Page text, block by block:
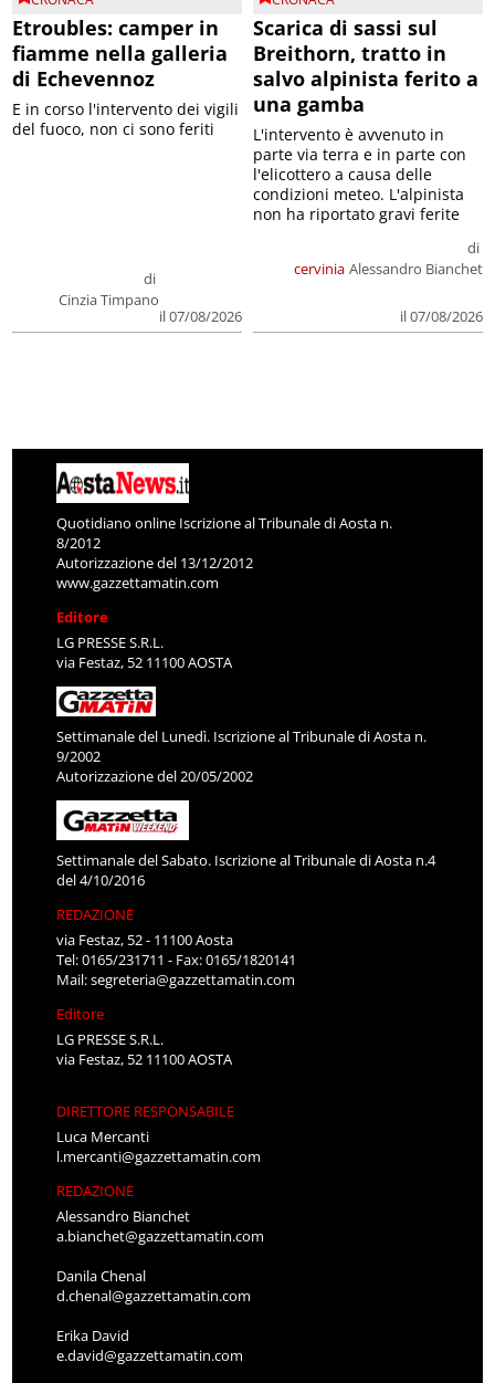
Etroubles: camper in
fiamme nella galleria
di Echevennoz
di
Cinzia Timpano
il 07/08/2026
E in corso l'intervento dei vigili
del fuoco, non ci sono feriti
Scarica di sassi sul
Breithorn, tratto in
salvo alpinista ferito a
una gamba
cervinia
di
Alessandro Bianchet
il 07/08/2026
L'intervento è avvenuto in
parte via terra e in parte con
l'elicottero a causa delle
condizioni meteo. L'alpinista
non ha riportato gravi ferite
Quotidiano online Iscrizione al Tribunale di Aosta n.
8/2012
Autorizzazione del 13/12/2012
www.gazzettamatin.com
Editore
LG PRESSE S.R.L.
via Festaz, 52 11100 AOSTA
Settimanale del Lunedì. Iscrizione al Tribunale di Aosta n.
9/2002
Autorizzazione del 20/05/2002
Settimanale del Sabato. Iscrizione al Tribunale di Aosta n.4
del 4/10/2016
REDAZIONE
via Festaz, 52 - 11100 Aosta
Tel: 0165/231711 - Fax: 0165/1820141
Mail:segreteria@gazzettamatin.com
Editore
LG PRESSE S.R.L.
via Festaz, 52 11100 AOSTA
DIRETTORE RESPONSABILE
Luca Mercanti
l.mercanti@gazzettamatin.com
REDAZIONE
Alessandro Bianchet
a.bianchet@gazzettamatin.com
Danila Chenal
d.chenal@gazzettamatin.com
Erika David
e.david@gazzettamatin.com